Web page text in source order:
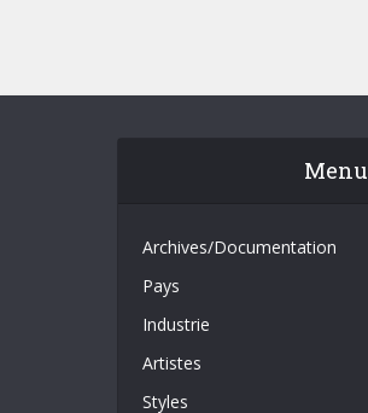
Menu
Archives/Documentation
Pays
Industrie
Artistes
Styles